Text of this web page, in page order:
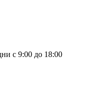
с 9:00 до 18:00